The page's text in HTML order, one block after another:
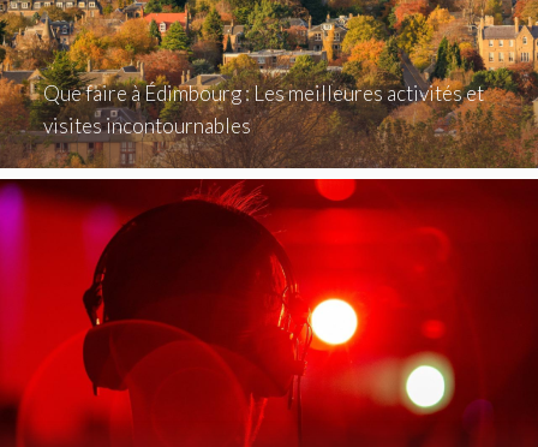
Que faire à Édimbourg : Les meilleures activités et
visites incontournables